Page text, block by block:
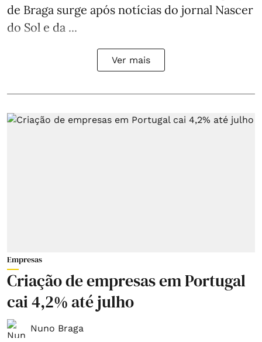
de Braga surge após notícias do jornal Nascer
do Sol e da ...
Ver mais
Empresas
Criação de empresas em Portugal
cai 4,2% até julho
Nuno Braga